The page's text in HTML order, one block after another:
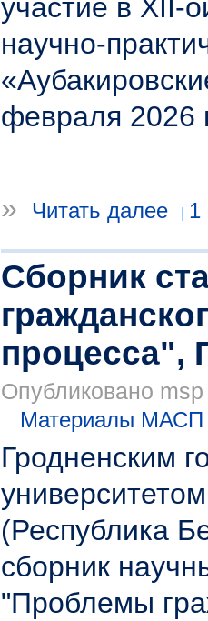
участие в XII-
научно-
февраля 2026
» Читать далее 1
Сборник
процесса",
Опубликовано
Материалы МАСП
Гродненским
(Республика
сборник
"Проблемы